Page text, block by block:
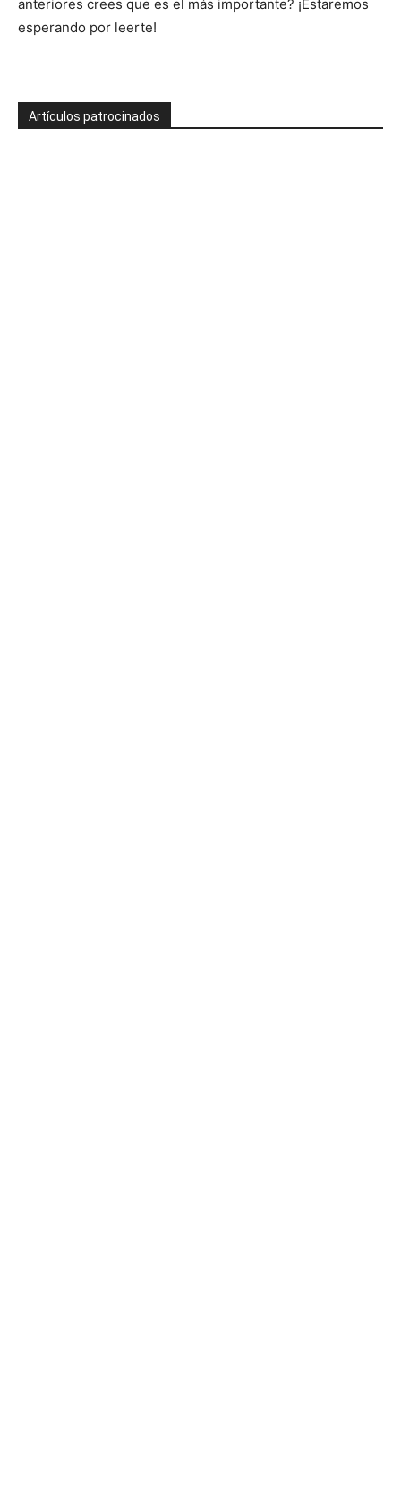
anteriores crees que es el más importante? ¡Estaremos
esperando por leerte!
Artículos patrocinados